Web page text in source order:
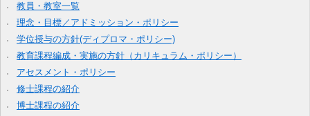
教員・教室一覧
理念・目標／アドミッション・ポリシー
学位授与の方針(ディプロマ・ポリシー)
教育課程編成・実施の方針（カリキュラム・ポリシー）
アセスメント・ポリシー
修士課程の紹介
博士課程の紹介